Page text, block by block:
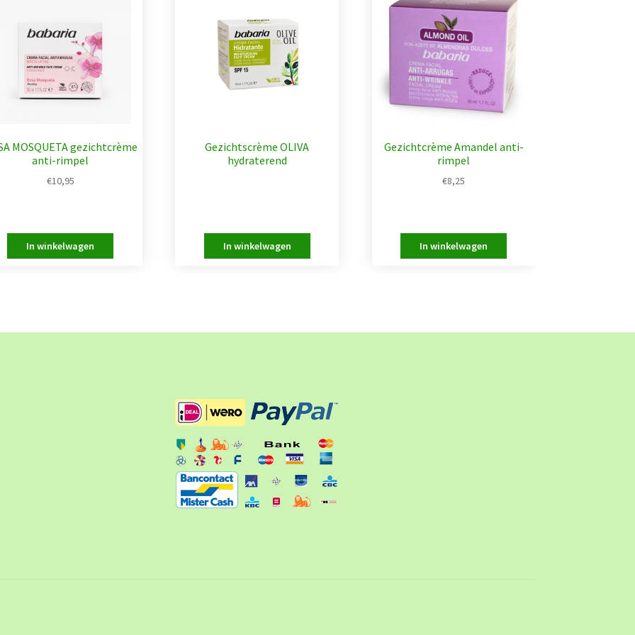
MOSQUETA gezichtcrème
anti-rimpel
€10,95
Gezichtscrème OLIVA
hydraterend
Gezichtcrème Amandel anti-
rimpel
€8,25